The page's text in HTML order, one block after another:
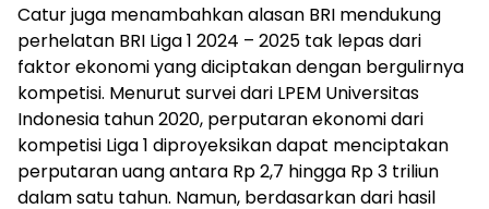
Catur juga menambahkan alasan BRI mendukung
perhelatan BRI Liga 1 2024 – 2025 tak lepas dari
faktor ekonomi yang diciptakan dengan bergulirnya
kompetisi. Menurut survei dari LPEM Universitas
Indonesia tahun 2020, perputaran ekonomi dari
kompetisi Liga 1 diproyeksikan dapat menciptakan
perputaran uang antara Rp 2,7 hingga Rp 3 triliun
dalam satu tahun. Namun, berdasarkan dari hasil